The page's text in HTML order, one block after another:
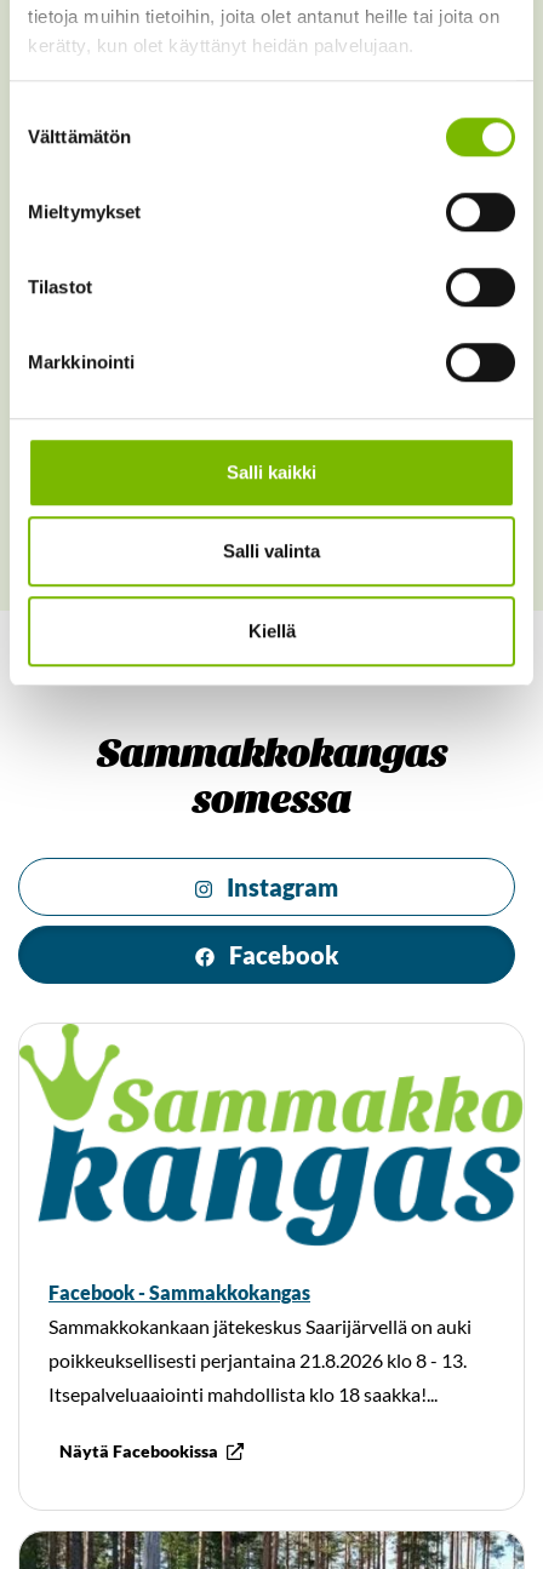
tietoja muihin tietoihin, joita olet antanut heille tai joita on
kerätty, kun olet käyttänyt heidän palvelujaan.
valinta
Välttämätön
Mieltymykset
Tilastot
Markkinointi
Salli kaikki
Salli valinta
Kiellä
Sammakkokangas
on kuntien omistama
jäteyhtiö.
Sammakkokankaan omistavat 12 keskisuomalaista kuntaa.
Yhtiön pääpaikkana toimii Sammakkokankaan jätekeskus
toimisto.
Lue lisää meistä
Sammakkokangas
somessa
Instagram
Facebook
Facebook - Sammakkokangas
Sammakkokankaan jätekeskus Saarijärvellä on auki
poikkeuksellisesti perjantaina 21.8.2026 klo 8 - 13.
Itsepalveluaaiointi mahdollista klo 18 saakka!...
Näytä Facebookissa